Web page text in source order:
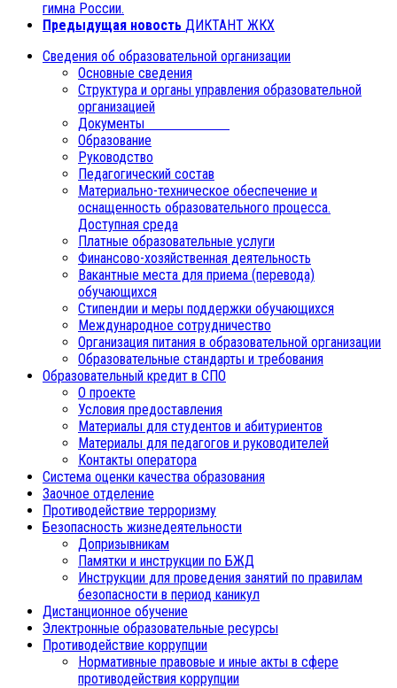
гимна России.
Предыдущая новость ДИКТАНТ ЖКХ
Сведения об образовательной организации
Основные сведения
Структура и органы управления образовательной
организацией
Документы
Образование
Руководство
Педагогический состав
Материально-техническое обеспечение и
оснащенность образовательного процесса.
Доступная среда
Платные образовательные услуги
Финансово-хозяйственная деятельность
Вакантные места для приема (перевода)
обучающихся
Стипендии и меры поддержки обучающихся
Международное сотрудничество
Организация питания в образовательной организации
Образовательные стандарты и требования
Образовательный кредит в СПО
О проекте
Условия предоставления
Материалы для студентов и абитуриентов
Материалы для педагогов и руководителей
Контакты оператора
Система оценки качества образования
Заочное отделение
Противодействие терроризму
Безопасность жизнедеятельности
Допризывникам
Памятки и инструкции по БЖД
Инструкции для проведения занятий по правилам
безопасности в период каникул
Дистанционное обучение
Электронные образовательные ресурсы
Противодействие коррупции
Нормативные правовые и иные акты в сфере
противодействия коррупции